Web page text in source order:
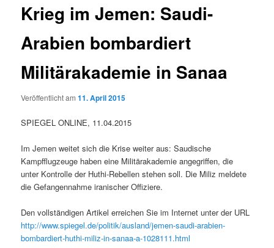
Krieg im Jemen: Saudi-
Arabien bombardiert
Militärakademie in Sanaa
Veröffentlicht am11. April 2015
SPIEGEL ONLINE, 11.04.2015
Im Jemen weitet sich die Krise weiter aus: Saudische
Kampfflugzeuge haben eine Militärakademie angegriffen, die
unter Kontrolle der Huthi-Rebellen stehen soll. Die Miliz meldete
die Gefangennahme iranischer Offiziere.
Den vollständigen Artikel erreichen Sie im Internet unter der URL
http://www.spiegel.de/politik/ausland/jemen-saudi-arabien-
bombardiert-huthi-miliz-in-sanaa-a-1028111.html